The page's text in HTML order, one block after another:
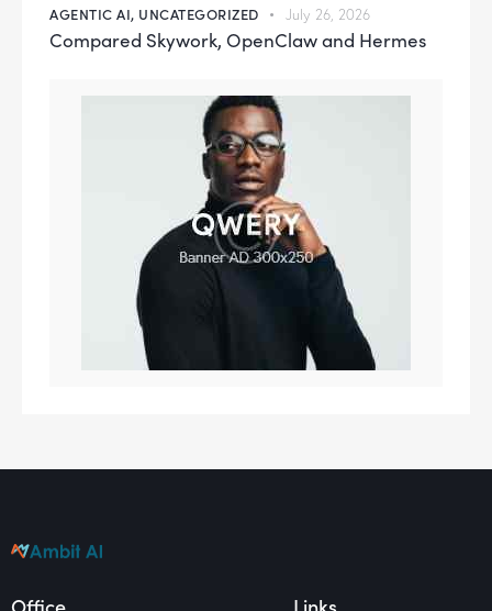
AGENTIC AI, UNCATEGORIZED July 26, 2026
Compared Skywork, OpenClaw and Hermes